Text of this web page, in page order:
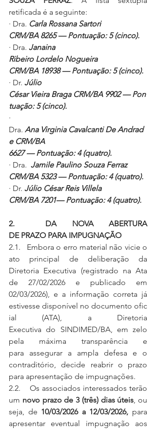
retificada é a seguinte:
· Dra. Carla Rossana Sartori
CRM/BA 8265 — Pontuação: 5 (cinco).
· Dra. Janaina
Ribeiro Lordelo Nogueira
CRM/BA 18938 — Pontuação: 5 (cinco).
· Dr. Júlio
César Vieira Braga CRM/BA 9902 — Pon
tuação: 5 (cinco).
·
Dra. Ana Virginia Cavalcanti De Andrad
e CRM/BA
6627 — Pontuação: 4 (quatro).
· Dra. Jamile Paulino Souza Ferraz
CRM/BA 5323 — Pontuação: 4 (quatro).
· Dr. Júlio César Reis Villela
CRM/BA 7201— Pontuação: 4 (quatro).
2.  DA NOVA ABERTURA
DE PRAZO PARA IMPUGNAÇÃO
2.1.   Embora o erro material não vicie o
ato principal de deliberação da
Diretoria Executiva (registrado na Ata
de 27/02/2026 e publicado em
02/03/2026), e a informação correta já
estivesse disponível no documento ofic
ial (ATA), a Diretoria
Executiva do SINDIMED/BA, em zelo
pela máxima transparência e
para assegurar a ampla defesa e o
contraditório, decide reabrir o prazo
para apresentação de impugnações.
2.2.    Os associados interessados terão
um novo prazo de 3 (três) dias úteis, ou
seja, de 10/03/2026 a 12/03/2026, para
apresentar eventual impugnação aos